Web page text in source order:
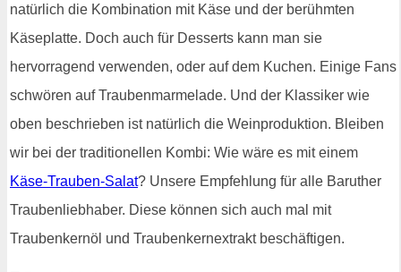
natürlich die Kombination mit Käse und der berühmten
Käseplatte. Doch auch für Desserts kann man sie
hervorragend verwenden, oder auf dem Kuchen. Einige Fans
schwören auf Traubenmarmelade. Und der Klassiker wie
oben beschrieben ist natürlich die Weinproduktion. Bleiben
wir bei der traditionellen Kombi: Wie wäre es mit einem
Käse-Trauben-Salat? Unsere Empfehlung für alle Baruther
Traubenliebhaber. Diese können sich auch mal mit
Traubenkernöl und Traubenkernextrakt beschäftigen.